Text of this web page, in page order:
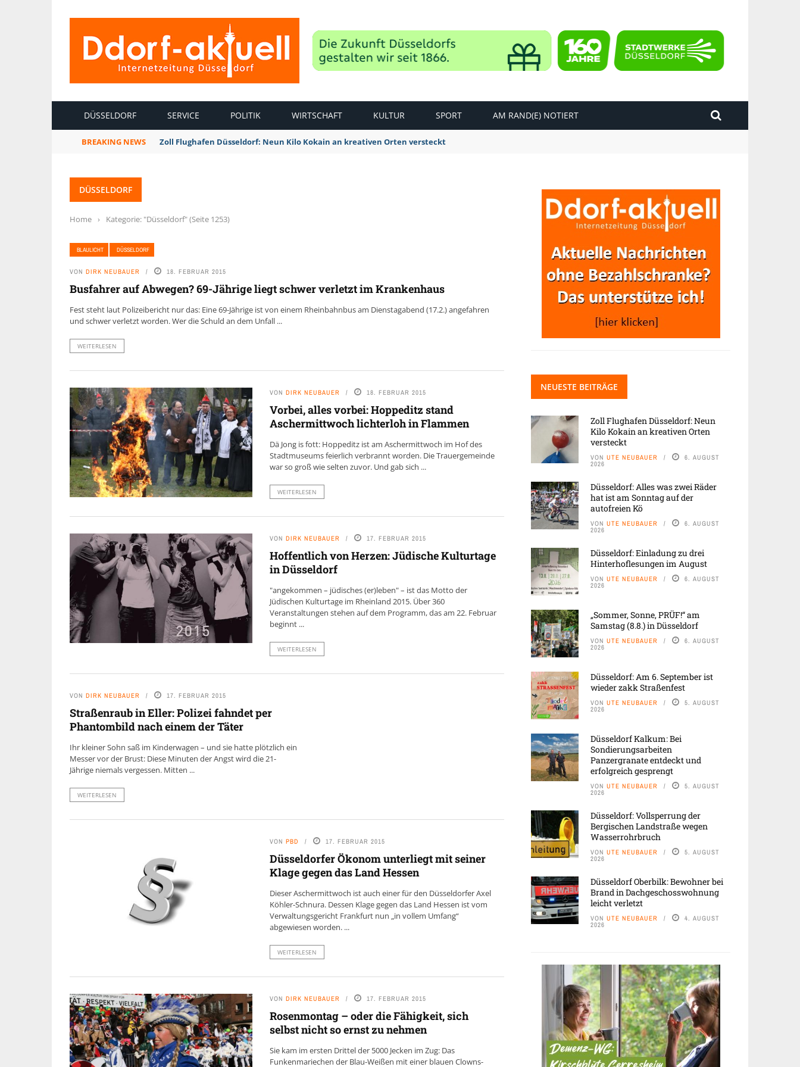
DÜSSELDORF SERVICE POLITIK WIRTSCHAFT KULTUR SPORT AM RAND(E) NOTIERT
BREAKING NEWS Zoll Flughafen Düsseldorf: Neun Kilo Kokain an kreativen Orten versteckt
DÜSSELDORF
Home › Kategorie: "Düsseldorf"(Seite 1253)
BLAULICHT DÜSSELDORF
VON DIRK NEUBAUER 18. FEBRUAR 2015
Busfahrer auf Abwegen? 69-Jährige liegt schwer verletzt im Krankenhaus
Fest steht laut Polizeibericht nur das: Eine 69-Jährige ist von einem Rheinbahnbus am Dienstagabend (17.2.) angefahren
und schwer verletzt worden. Wer die Schuld an dem Unfall ...
WEITERLESEN
VON DIRK NEUBAUER 18. FEBRUAR 2015
Vorbei, alles vorbei: Hoppeditz stand
Aschermittwoch lichterloh in Flammen
Dä Jong is fott: Hoppeditz ist am Aschermittwoch im Hof des
Stadtmuseums feierlich verbrannt worden. Die Trauergemeinde
war so groß wie selten zuvor. Und gab sich ...
WEITERLESEN
VON DIRK NEUBAUER 17. FEBRUAR 2015
Hoffentlich von Herzen: Jüdische Kulturtage
in Düsseldorf
"angekommen – jüdisches (er)leben" – ist das Motto der
Jüdischen Kulturtage im Rheinland 2015. Über 360
Veranstaltungen stehen auf dem Programm, das am 22. Februar
beginnt ...
WEITERLESEN
VON DIRK NEUBAUER 17. FEBRUAR 2015
Straßenraub in Eller: Polizei fahndet per
Phantombild nach einem der Täter
Ihr kleiner Sohn saß im Kinderwagen – und sie hatte plötzlich ein
Messer vor der Brust: Diese Minuten der Angst wird die 21-
Jährige niemals vergessen. Mitten ...
WEITERLESEN
VON PBD 17. FEBRUAR 2015
Düsseldorfer Ökonom unterliegt mit seiner
Klage gegen das Land Hessen
Dieser Aschermittwoch ist auch einer für den Düsseldorfer Axel
Köhler-Schnura. Dessen Klage gegen das Land Hessen ist vom
Verwaltungsgericht Frankfurt nun „in vollem Umfang“
abgewiesen worden. ...
WEITERLESEN
VON DIRK NEUBAUER 17. FEBRUAR 2015
Rosenmontag – oder die Fähigkeit, sich
selbst nicht so ernst zu nehmen
Sie kam im ersten Drittel der 5000 Jecken im Zug: Das
Funkenmariechen der Blau-Weißen mit einer blauen Clowns-
NEUESTE BEITRÄGE
Zoll Flughafen Düsseldorf: Neun
Kilo Kokain an kreativen Orten
versteckt
VON UTE NEUBAUER 6. AUGUST
2026
Düsseldorf: Alles was zwei Räder
hat ist am Sonntag auf der
autofreien Kö
VON UTE NEUBAUER 6. AUGUST
2026
Düsseldorf: Einladung zu drei
Hinterhoflesungen im August
VON UTE NEUBAUER 6. AUGUST
2026
„Sommer, Sonne, PRÜF!“ am
Samstag (8.8.) in Düsseldorf
VON UTE NEUBAUER 6. AUGUST
2026
Düsseldorf: Am 6. September ist
wieder zakk Straßenfest
VON UTE NEUBAUER 5. AUGUST
2026
Düsseldorf Kalkum: Bei
Sondierungsarbeiten
Panzergranate entdeckt und
erfolgreich gesprengt
VON UTE NEUBAUER 5. AUGUST
2026
Düsseldorf: Vollsperrung der
Bergischen Landstraße wegen
Wasserrohrbruch
VON UTE NEUBAUER 5. AUGUST
2026
Düsseldorf Oberbilk: Bewohner bei
Brand in Dachgeschosswohnung
leicht verletzt
VON UTE NEUBAUER 4. AUGUST
2026